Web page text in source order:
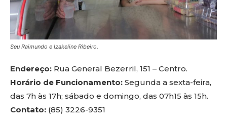
Seu Raimundo e Izakeline Ribeiro.
Endereço: Rua General Bezerril, 151 – Centro.
Horário de Funcionamento: Segunda a sexta-feira,
das 7h às 17h; sábado e domingo, das 07h15 às 15h.
Contato: (85) 3226-9351